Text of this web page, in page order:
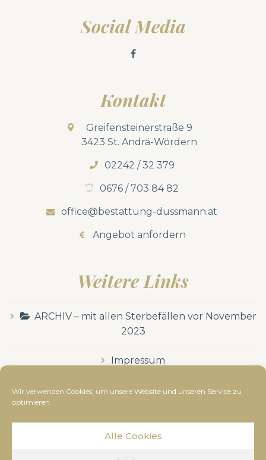
Wir verwenden Cookies, um unsere Website und unseren Service zu
optimieren.
Alle Cookies
Social Media
Kontakt
Greifensteinerstraße 9
3423 St. Andrä-Wördern
02242 / 32 379
0676 / 703 84 82
office@bestattung-dussmann.at
Angebot anfordern
Weitere Links
ARCHIV – mit allen Sterbefällen vor November
2023
Impressum
Datenschutzerklärung
© Bestattung Dussmann